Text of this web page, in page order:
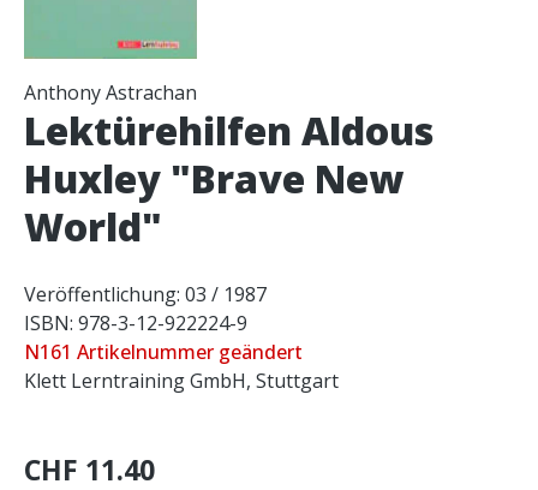
Anthony Astrachan
Lektürehilfen Aldous
Huxley "Brave New
World"
Veröffentlichung: 03 / 1987
ISBN: 978-3-12-922224-9
N161 Artikelnummer geändert
Klett Lerntraining GmbH, Stuttgart
CHF 11.40